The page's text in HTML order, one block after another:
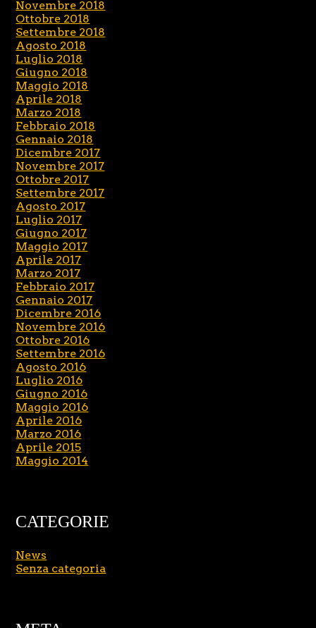
Novembre 2018
Ottobre 2018
Settembre 2018
Agosto 2018
Luglio 2018
Giugno 2018
Maggio 2018
Aprile 2018
Marzo 2018
Febbraio 2018
Gennaio 2018
Dicembre 2017
Novembre 2017
Ottobre 2017
Settembre 2017
Agosto 2017
Luglio 2017
Giugno 2017
Maggio 2017
Aprile 2017
Marzo 2017
Febbraio 2017
Gennaio 2017
Dicembre 2016
Novembre 2016
Ottobre 2016
Settembre 2016
Agosto 2016
Luglio 2016
Giugno 2016
Maggio 2016
Aprile 2016
Marzo 2016
Aprile 2015
Maggio 2014
CATEGORIE
News
Senza categoria